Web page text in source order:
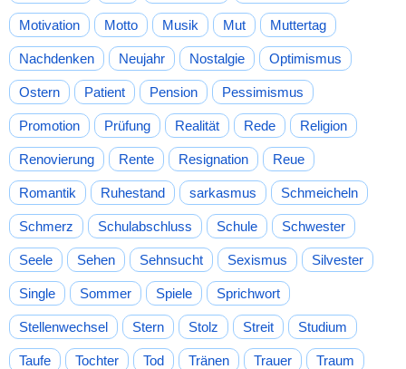
Motivation Motto Musik Mut Muttertag
Nachdenken Neujahr Nostalgie Optimismus
Ostern Patient Pension Pessimismus
Promotion Prüfung Realität Rede Religion
Renovierung Rente Resignation Reue
Romantik Ruhestand sarkasmus Schmeicheln
Schmerz Schulabschluss Schule Schwester
Seele Sehen Sehnsucht Sexismus Silvester
Single Sommer Spiele Sprichwort
Stellenwechsel Stern Stolz Streit Studium
Taufe Tochter Tod Tränen Trauer Traum